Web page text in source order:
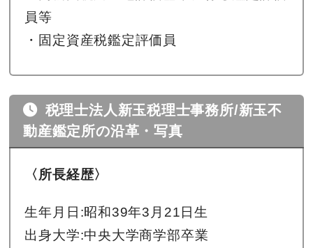
員等
・固定資産税鑑定評価員
税理士法人新玉税理士事務所/新玉不
動産鑑定所の沿革・写真
〈所長経歴〉
生年月日:昭和39年3月21日生
出身大学:中央大学商学部卒業